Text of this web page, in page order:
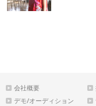
会社概要
デモ/オーディション